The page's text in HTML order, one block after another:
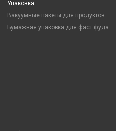
Упаковка
Вакуумные пакеты для продуктов
Бумажная упаковка для фаст фуда